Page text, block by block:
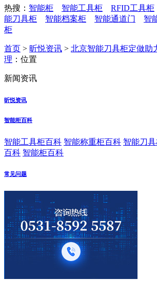
热搜： 智能柜 智能工具柜 RFID工具柜
能刀具柜
智能档案柜 智能通道门 智
柜
首页 > 昕悦资讯 > 北京智能刀具柜定做助
理 ：位置
新闻资讯
昕悦资讯
智能柜百科
智能工具柜百科 智能称重柜百科 智能刀
百科 智能柜百科
常见问题